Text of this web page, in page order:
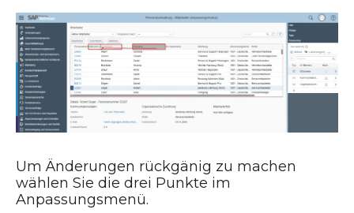
Um Änderungen rückgänig zu machen
wählen Sie die drei Punkte im
Anpassungsmenü.